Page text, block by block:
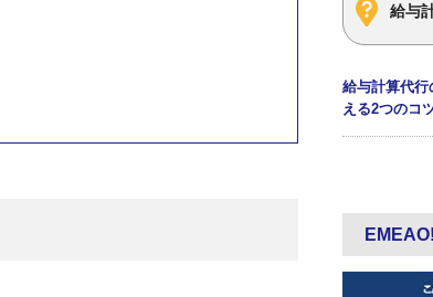
給与
給与計算代行
える2つのコ